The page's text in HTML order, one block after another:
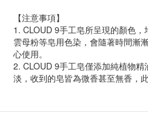
【注意事項】
1. CLOUD 9手工皂所呈現的顏色，
雲母粉等皂用色染，會隨著時間漸
心使用。
2. CLOUD 9手工皂僅添加純植物
淡，收到的皂皆為微香甚至無香，